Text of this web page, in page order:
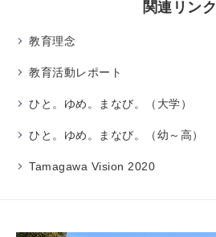
関連リンク
教育理念
教育活動レポート
ひと。ゆめ。まなび。（大学）
ひと。ゆめ。まなび。（幼～高）
Tamagawa Vision 2020